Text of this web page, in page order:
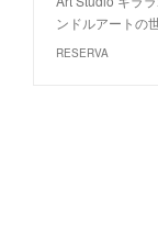
ンドルアートの
RESERVA